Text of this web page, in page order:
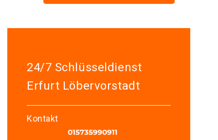
24/7 Schlüsseldienst
Erfurt Löbervorstadt
Kontakt